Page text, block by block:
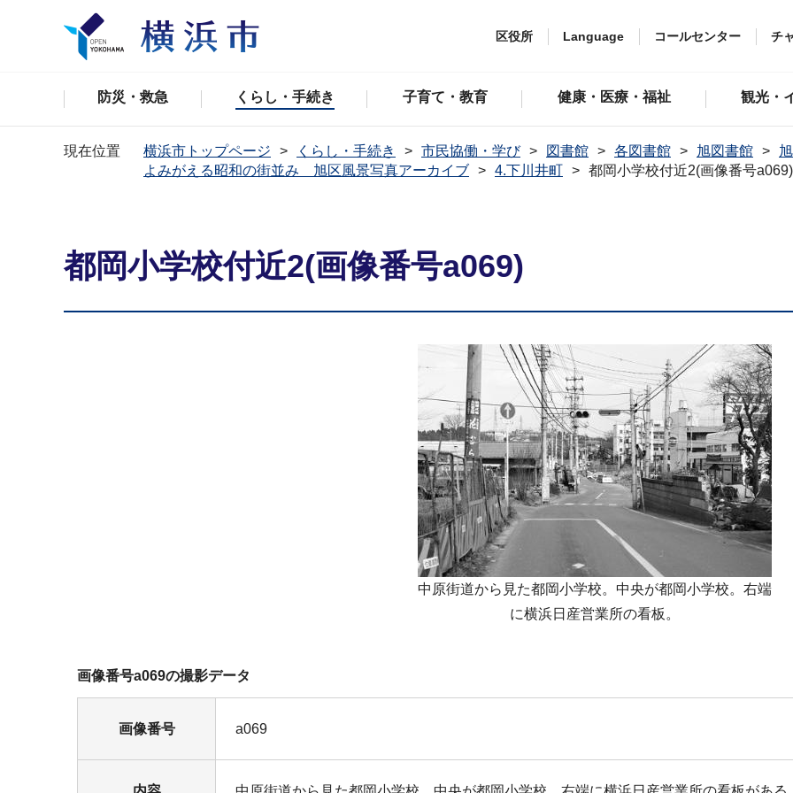
区役所 Language コールセンター チ
防災・救急 くらし・手続き 子育て・教育 健康・医療・福祉 観光・
現在位置 横浜市トップページ くらし・手続き 市民協働・学び 図書館 各図書館 旭図書館
よみがえる昭和の街並み 旭区風景写真アーカイブ
4.下川井町 都岡小学校付近2(画像番号a069)
都岡小学校付近2(画像番号a069)
中原街道から見た都岡小学校。中央が都岡小学校。右端
に横浜日産営業所の看板。
画像番号a069の撮影データ
画像番号 a069